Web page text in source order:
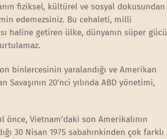
fiziksel, kültürel ve sosyal dokusundan
edemezsiniz. Bu cehaleti, milli
haline getiren ülke, dünyanın süper gücü
binlercesinin yaralandığı ve Amerikan
20’nci yılında ABD yönetimi,
Vietnam’daki son Amerikalının
30 Nisan 1975 sabahınkinden çok farklı